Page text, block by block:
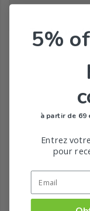
Tous les
5%
à partir de 69
Entrez
pour